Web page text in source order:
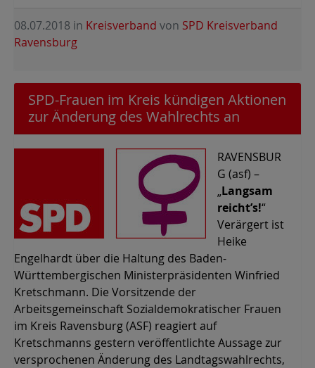
08.07.2018 in Kreisverband von SPD Kreisverband
Ravensburg
SPD-Frauen im Kreis kündigen Aktionen
zur Änderung des Wahlrechts an
RAVENSBUR
G (asf) –
„Langsam
reicht’s!“
Verärgert ist
Heike
Engelhardt über die Haltung des Baden-
Württembergischen Ministerpräsidenten Winfried
Kretschmann. Die Vorsitzende der
Arbeitsgemeinschaft Sozialdemokratischer Frauen
im Kreis Ravensburg (ASF) reagiert auf
Kretschmanns gestern veröffentlichte Aussage zur
versprochenen Änderung des Landtagswahlrechts,